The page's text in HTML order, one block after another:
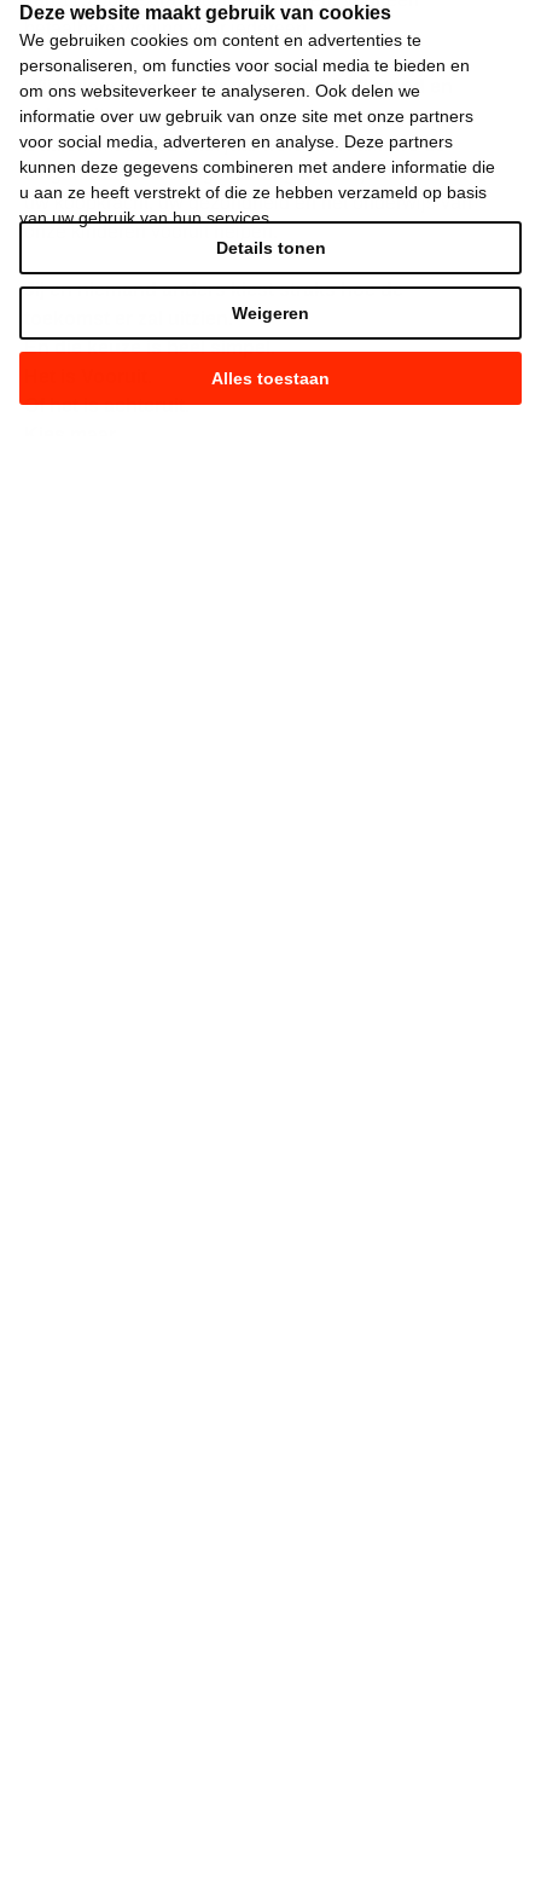
Deze website maakt gebruik van cookies
We gebruiken cookies om content en advertenties te
personaliseren, om functies voor social media te bieden en
om ons websiteverkeer te analyseren. Ook delen we
informatie over uw gebruik van onze site met onze partners
voor social media, adverteren en analyse. Deze partners
kunnen deze gegevens combineren met andere informatie die
u aan ze heeft verstrekt of die ze hebben verzameld op basis
van uw gebruik van hun services.
Alles toestaan
Weigeren
Details tonen
betaalbare woning voor iedereen.
Wij weigeren ons neer te leggen bij stilstand en
achteruitgang.
Daarom moet 2024 het jaar worden waarin we de
dingen weer in beweging brengen. Het jaar waarin we
uw koopkracht, uw gezondheid en het onderwijs van
onze kinderen vooruit helpen.
Jij en niemand anders kiest straks hoe de
toekomst er zal uitzien.
En die keuze is heel simpel.
Of het is achteruit.